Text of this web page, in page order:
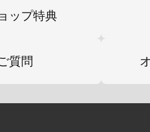
ップ特典
質問